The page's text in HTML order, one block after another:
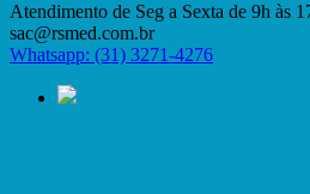
Atendimento de Seg a Sexta de 9h às
sac@rsmed.com.br
Whatsapp: (31) 3271-4276